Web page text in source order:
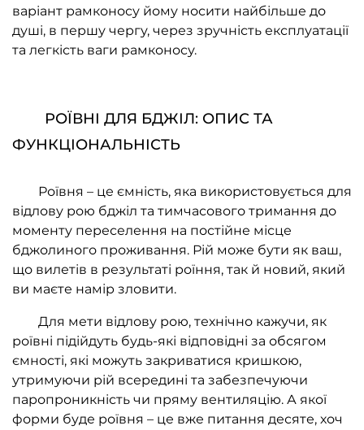
варіант рамконосу йому носити найбільше до
душі, в першу чергу, через зручність експлуатації
та легкість ваги рамконосу.
РОЇВНІ ДЛЯ БДЖІЛ: ОПИС ТА
ФУНКЦІОНАЛЬНІСТЬ
Роївня – це ємність, яка використовується для
відлову рою бджіл та тимчасового тримання до
моменту переселення на постійне місце
бджолиного проживання. Рій може бути як ваш,
що вилетів в результаті роїння, так й новий, який
ви маєте намір зловити.
Для мети відлову рою, технічно кажучи, як
роївні підійдуть будь-які відповідні за обсягом
ємності, які можуть закриватися кришкою,
утримуючи рій всередині та забезпечуючи
паропроникність чи пряму вентиляцію. А якої
форми буде роївня – це вже питання десяте, хоч